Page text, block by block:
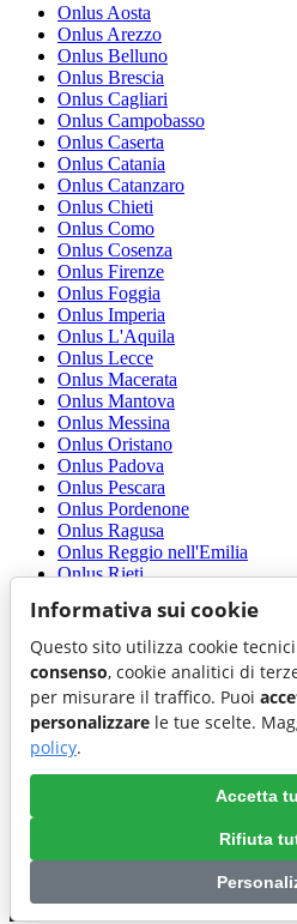
Onlus Aosta
Onlus Arezzo
Onlus Belluno
Onlus Brescia
Onlus Cagliari
Onlus Campobasso
Onlus Caserta
Onlus Catania
Onlus Catanzaro
Onlus Chieti
Onlus Como
Onlus Cosenza
Onlus Firenze
Onlus Foggia
Onlus Imperia
Onlus L'Aquila
Onlus Lecce
Onlus Macerata
Onlus Mantova
Onlus Messina
Onlus Oristano
Onlus Padova
Onlus Pescara
Onlus Pordenone
Onlus Ragusa
Onlus Reggio nell'Emilia
Onlus Rieti
Onlus Sassari
Onlus Siracusa
Onlus Taranto
Onlus Teramo
Onlus Terni
Onlus Torino
Onlus Trapani
Preferenze cookie|Cookie policy|
Informativa sui cookie
Questo sito utilizza cookie
consenso, cookie analitici di
per misurare il traffico. Puoi
personalizzare le tue scelte.
policy.
Accetta
Rifiuta